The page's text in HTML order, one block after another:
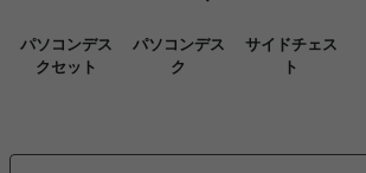
パソコンデス
クセット
パソコンデス
ク
サイドチェス
ト